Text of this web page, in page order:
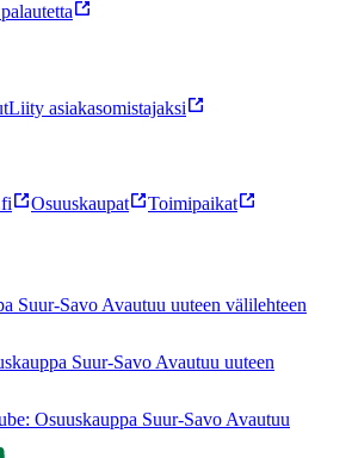
Liity asiakasomistajaksi
Osuuskaupat Toimipaikat
Suur-Savo Avautuu uuteen välilehteen
Suur-Savo Avautuu uuteen
Osuuskauppa Suur-Savo Avautuu